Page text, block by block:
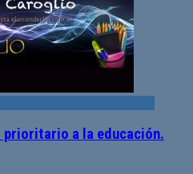
prioritario a la educación.